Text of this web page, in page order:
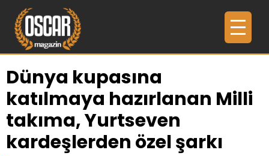
Dünya kupasına
katılmaya hazırlanan Milli
takıma, Yurtseven
kardeşlerden özel şarkı